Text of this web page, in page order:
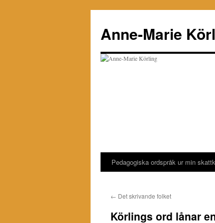
innehåll
Anne-Marie
Pedagogiska ordspråk ur min
← Det skrivande folket
Körlings ord lånar